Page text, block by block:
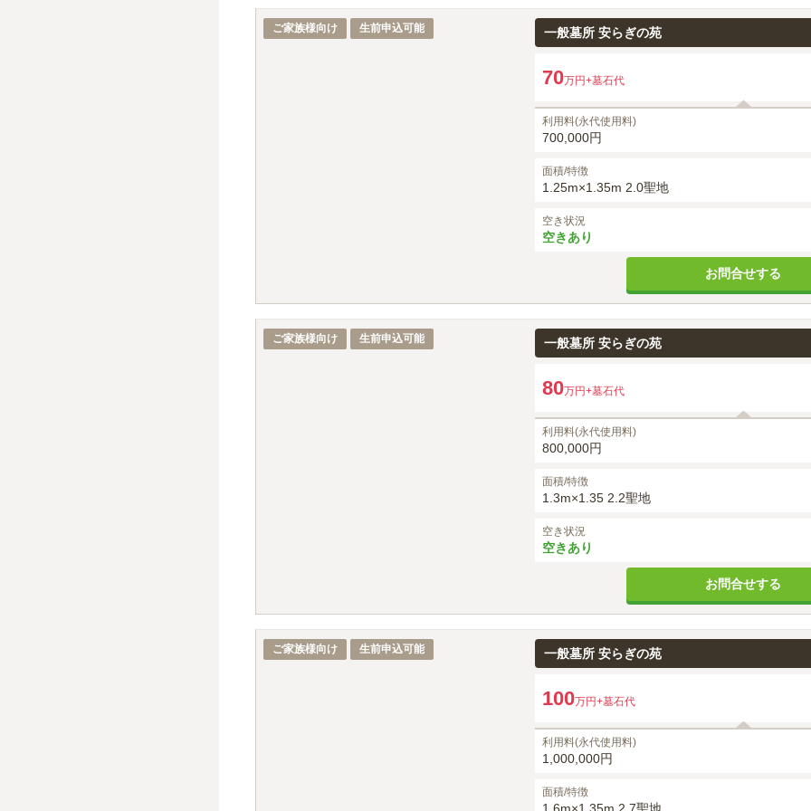
ご家族様向け 生前申込可能 一般墓所 安らぎの苑
70万円+墓石代
利用料(永代使用料)
700,000円
面積/特徴
1.25m×1.35m 2.0聖地
空き状況
空きあり
お問合せする
ご家族様向け 生前申込可能 一般墓所 安らぎの苑
80万円+墓石代
利用料(永代使用料)
800,000円
面積/特徴
1.3m×1.35 2.2聖地
空き状況
空きあり
お問合せする
ご家族様向け 生前申込可能 一般墓所 安らぎの苑
100万円+墓石代
利用料(永代使用料)
1,000,000円
面積/特徴